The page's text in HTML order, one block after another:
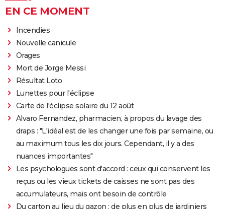
EN CE MOMENT
Incendies
Nouvelle canicule
Orages
Mort de Jorge Messi
Résultat Loto
Lunettes pour l'éclipse
Carte de l'éclipse solaire du 12 août
Alvaro Fernandez, pharmacien, à propos du lavage des
draps : "L'idéal est de les changer une fois par semaine, ou
au maximum tous les dix jours. Cependant, il y a des
nuances importantes"
Les psychologues sont d'accord : ceux qui conservent les
reçus ou les vieux tickets de caisses ne sont pas des
accumulateurs, mais ont besoin de contrôle
Du carton au lieu du gazon : de plus en plus de jardiniers